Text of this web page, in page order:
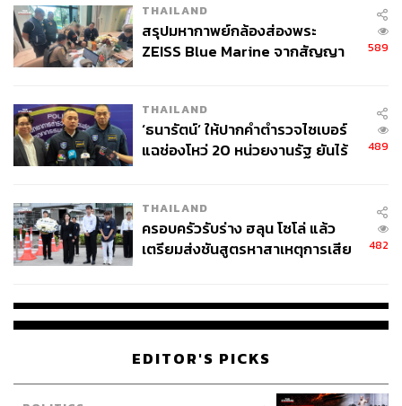
THAILAND
สรุปมหากาพย์กล้องส่องพระ
ZEISS Blue Marine จากสัญญา
จ่ายหนี้-แอบระบุแบรนด์
589
THAILAND
‘ธนารัตน์’ ให้ปากคำตำรวจไซเบอร์
แฉช่องโหว่ 20 หน่วยงานรัฐ ยันไร้
489
THAILAND
ครอบครัวรับร่าง ฮลุน โซโล่ แล้ว
เตรียมส่งชันสูตรหาสาเหตุการเสีย
482
EDITOR'S PICKS